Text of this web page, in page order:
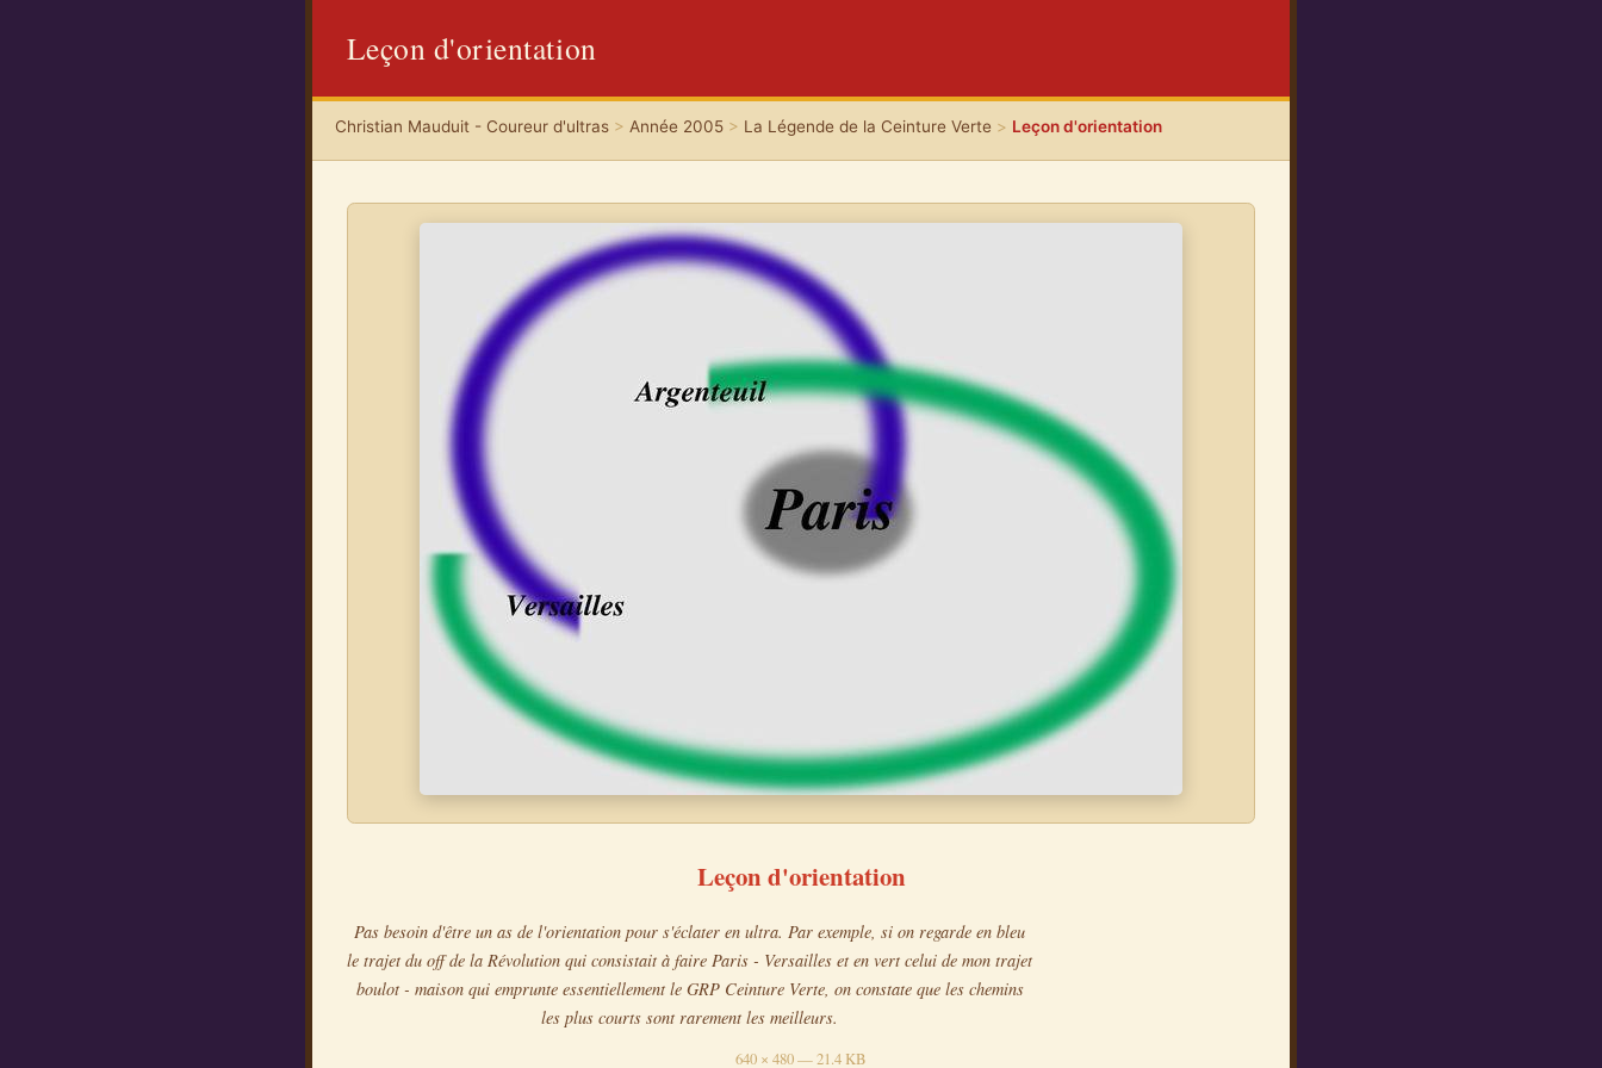
Leçon d'orientation
Christian Mauduit - Coureur d'ultras > Année 2005 > La Légende de la Ceinture Verte > Leçon d'orientation
Leçon d'orientation
Pas besoin d'être un as de l'orientation pour s'éclater en ultra. Par exemple, si on regarde en bleu
le trajet du off de la Révolution qui consistait à faire Paris - Versailles et en vert celui de mon trajet
boulot - maison qui emprunte essentiellement le GRP Ceinture Verte, on constate que les chemins
les plus courts sont rarement les meilleurs.
640 × 480 — 21.4 KB